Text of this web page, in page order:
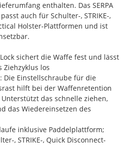
enthalten. Das SERPA
auch für Schulter-, STRIKE-,
Holster-Plattformen und ist
Lock sichert die Waffe fest und lässt
Ziehzyklus los
Die Einstellschraube für die
hilft bei der Waffenretention
Unterstützt das schnelle ziehen,
das Wiedereinsetzen des
inklusive Paddelplattform;
, STRIKE-, Quick Disconnect-